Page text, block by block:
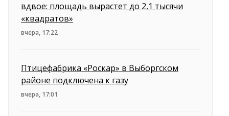
вдвое: площадь вырастет до 2,1 тысячи
«квадратов»
вчера, 17:22
Птицефабрика «Роскар» в Выборгском
районе подключена к газу
вчера, 17:01